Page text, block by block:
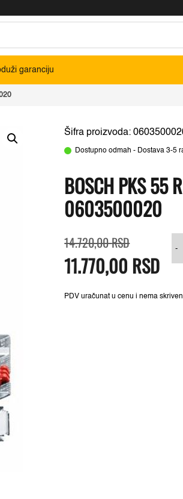
garanciju
Šifra proizvoda:
Dostupno odmah - Dostava 3-5
BOSCH PKS 55
0603500020
14.720,00RSDcena
je
bila:
14.720,00
11.770,00 RSD
cena
je:
11.770,00
PDV uračunat u cenu i nema
-